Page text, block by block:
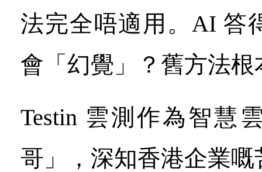
法完全唔適用。AI 答
會「幻覺」？舊方法
Testin 雲測作為智慧
哥」，深知香港企業